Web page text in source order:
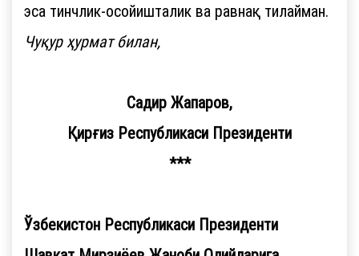
эса тинчлик-осойишталик ва равнақ тилайман.
Чуқур ҳурмат билан,
Садир Жапаров,
Қирғиз Республикаси Президенти
***
Ўзбекистон Республикаси Президенти